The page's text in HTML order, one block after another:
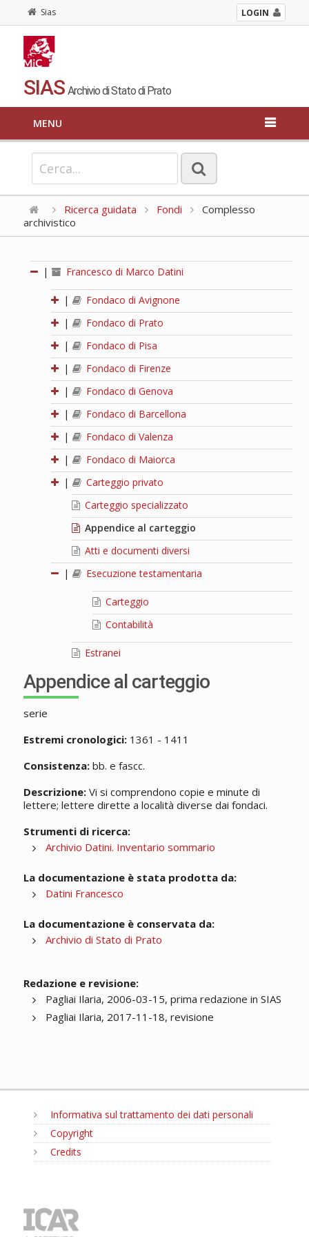
Sias LOGIN
SIAS Archivio di Stato di Prato
MENU
Ricerca guidata Fondi
Complesso
archivistico
| Francesco di Marco Datini
|
Fondaco di Avignone
|
Fondaco di Prato
|
Fondaco di Pisa
|
Fondaco di Firenze
|
Fondaco di Genova
|
Fondaco di Barcellona
|
Fondaco di Valenza
|
Fondaco di Maiorca
|
Carteggio privato
Carteggio specializzato
Appendice al carteggio
Atti e documenti diversi
|
Esecuzione testamentaria
Carteggio
Contabilità
Estranei
Appendice al carteggio
serie
Estremi cronologici:1361 - 1411
Consistenza:bb. e fascc.
Descrizione:Vi si comprendono copie e minute di
lettere; lettere dirette a località diverse dai fondaci.
Strumenti di ricerca:
Archivio Datini. Inventario sommario
La documentazione è stata prodotta da:
Datini Francesco
La documentazione è conservata da:
Archivio di Stato di Prato
Redazione e revisione:
Pagliai Ilaria, 2006-03-15, prima redazione in SIAS
Pagliai Ilaria, 2017-11-18, revisione
Informativa sul trattamento dei dati personali
Copyright
Credits